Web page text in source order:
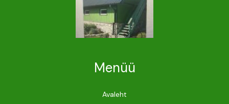
Menüü
Avaleht